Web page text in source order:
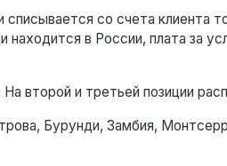
со счета клиента
находится в России, плата за
второй и третьей позиции
Бурунди, Замбия,